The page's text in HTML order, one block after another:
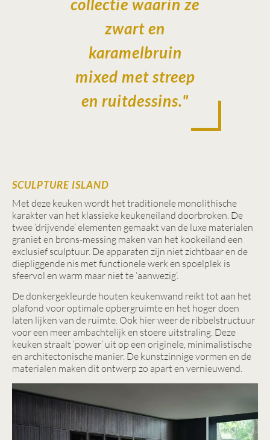
collectie waarin ze
zwart en
karamelbruin
mixed met streep
en ruitdessins."
SCULPTURE ISLAND
Met deze keuken wordt het traditionele monolithische
karakter van het klassieke keukeneiland doorbroken. De
twee ‘drijvende’ elementen gemaakt van de luxe materialen
graniet en brons-messing maken van het kookeiland een
exclusief sculptuur. De apparaten zijn niet zichtbaar en de
diepliggende nis met functionele werk en spoelplek is
sfeervol en warm maar niet te ‘aanwezig’.
De donkergekleurde houten keukenwand reikt tot aan het
plafond voor optimale opbergruimte en het hoger doen
laten lijken van de ruimte. Ook hier weer de ribbelstructuur
voor een meer ambachtelijk en stoere uitstraling. Deze
keuken straalt ‘power’ uit op een originele, minimalistische
en architectonische manier. De kunstzinnige vormen en de
materialen maken dit ontwerp zo apart en vernieuwend.